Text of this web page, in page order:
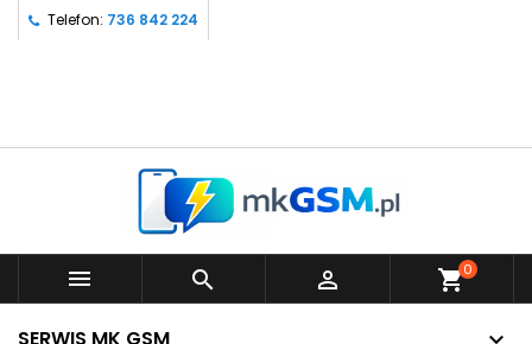
Telefon: 736 842 224
   shopping_cart0